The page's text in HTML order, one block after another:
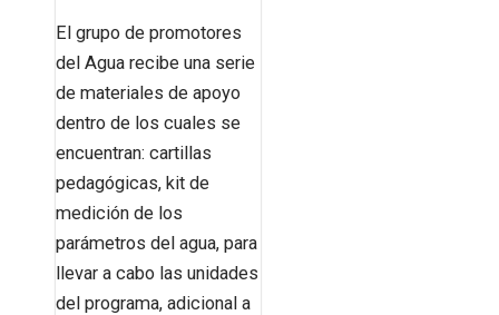
El grupo de promotores
del Agua recibe una serie
de materiales de apoyo
dentro de los cuales se
encuentran: cartillas
pedagógicas, kit de
medición de los
parámetros del agua, para
llevar a cabo las unidades
del programa, adicional a